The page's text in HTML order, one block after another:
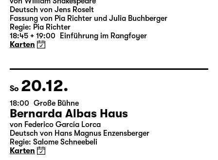
19:30 — 20:55 Große Bühne
Was ihr wollt (A Tortured Lover’s
Version)
von William Shakespeare
Deutsch von Jens Roselt
18:45 + 19:00 Einführung im Rangfoyer
Karten
So 20.12.
18:00 Große Bühne
Bernarda Albas Haus